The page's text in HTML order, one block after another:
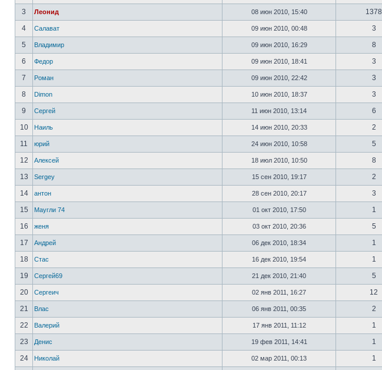
3
Леонид 08 июн 2010, 15:40
1378
4
Салават 09 июн 2010, 00:48
3
5
Владимир 09 июн 2010, 16:29
8
6
Федор 09 июн 2010, 18:41
3
7
Роман 09 июн 2010, 22:42
3
8
Dimon 10 июн 2010, 18:37
3
9
Сергей 11 июн 2010, 13:14
6
10
Наиль 14 июн 2010, 20:33
2
11
юрий 24 июн 2010, 10:58
5
12
Алексей 18 июл 2010, 10:50
8
13
Sergey 15 сен 2010, 19:17
2
14
антон 28 сен 2010, 20:17
3
15
Маугли 74 01 окт 2010, 17:50
1
16
женя 03 окт 2010, 20:36
5
17
Андрей 06 дек 2010, 18:34
1
18
Стас 16 дек 2010, 19:54
1
19
Сергей69 21 дек 2010, 21:40
5
20
Сергеич 02 янв 2011, 16:27
12
21
Влас 06 янв 2011, 00:35
2
22
Валерий 17 янв 2011, 11:12
1
23
Денис 19 фев 2011, 14:41
1
24
Николай 02 мар 2011, 00:13
1